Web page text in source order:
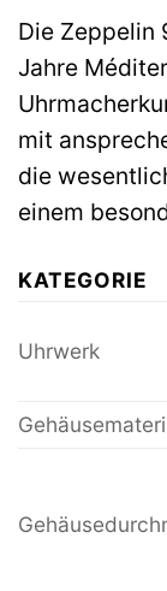
Die Zeppelin
Jahre
mit
die
einem
KATEGORIE
Uhrwerk